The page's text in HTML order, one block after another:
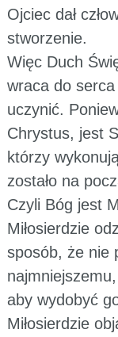
Ojciec dał
stworzenie.
Więc Duch
wraca do serca
uczynić.
Chrystus, jest
którzy
zostało na
Czyli Bóg jest
Miłosierdzie
sposób, że nie
aby wydobyć
Miłosierdzie